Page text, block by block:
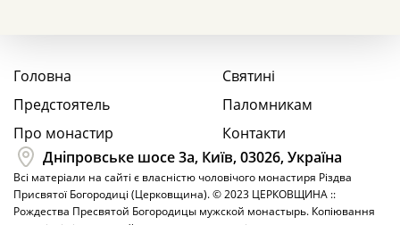
Головна
Предстоятель
Про монастир
Святині
Паломникам
Контакти
Дніпровське шосе 3а, Київ, 03026, Україна
Всі матеріали на сайті є власністю чоловічого монастиря Різдва
Присвятої Богородиці (Церковщина). © 2023 ЦЕРКОВЩИНА ::
Рождества Пресвятой Богородицы мужской монастырь. Копіювання